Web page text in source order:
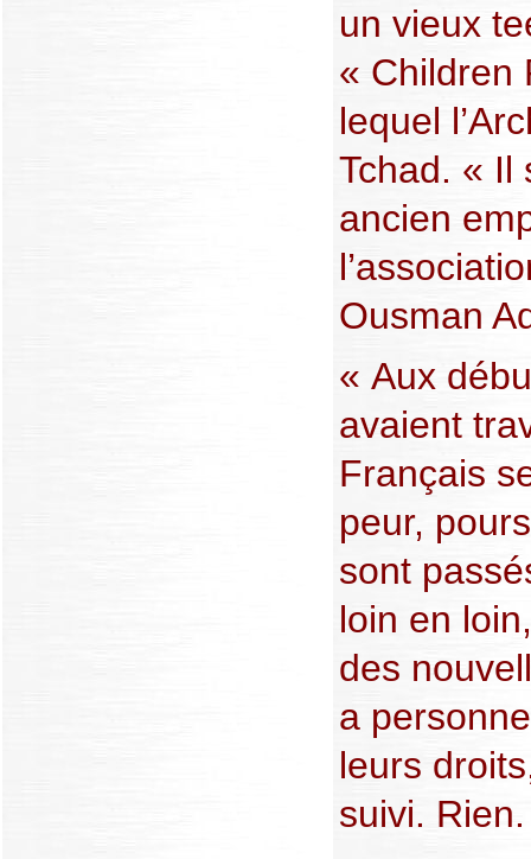
un vieux
« Children
lequel
Tchad. « Il
ancien
Ousman
« Aux
avaient
Français
peur,
sont
loin en
des
a
leurs
suivi.